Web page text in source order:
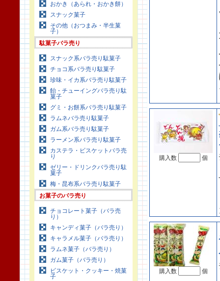
おかき（あられ・おかき餅）
スナック菓子
その他（おつまみ・半生菓
子）
駄菓子バラ売り
スナック系バラ売り駄菓子
チョコ系バラ売り駄菓子
珍味・イカ系バラ売り駄菓子
飴・チューイングバラ売り駄
菓子
グミ・お餅系バラ売り駄菓子
ラムネバラ売り駄菓子
ガム系バラ売り駄菓子
ラーメン系バラ売り駄菓子
カステラ・ビスケットバラ売
り
ゼリー・ドリンクバラ売り駄
菓子
梅・昆布系バラ売り駄菓子
お菓子のバラ売り
チョコレート菓子（バラ売
り）
キャンディ菓子（バラ売り）
キャラメル菓子（バラ売り）
ラムネ菓子（バラ売り）
ガム菓子（バラ売り）
ビスケット・クッキー・焼菓
子
購入数 個
購入数 個